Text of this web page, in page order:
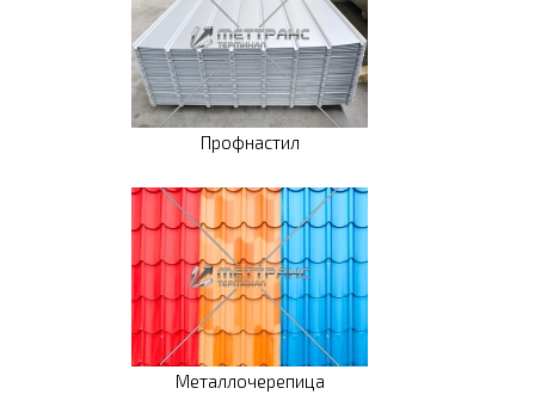
Профнастил
Металлочерепица